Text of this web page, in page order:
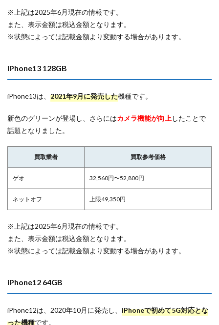
※上記は2025年6月現在の情報です。
また、表示金額は税込金額となります。
※状態によっては記載金額より変動する場合があります。
iPhone13 128GB
iPhone13は、 2021年9月に発売した機種です。
新色のグリーンが登場し、さらにはカメラ機能が向上 したことで
話題となりました。
買取業者 買取参考価格
ゲオ 32,560円〜52,800円
ネットオフ 上限49,350円
※上記は2025年6月現在の情報です。
また、表示金額は税込金額となります。
※状態によっては記載金額より変動する場合があります。
iPhone12 64GB
iPhone12は、2020年10月に発売し、 iPhoneで初めて5G対応とな
った機種です。